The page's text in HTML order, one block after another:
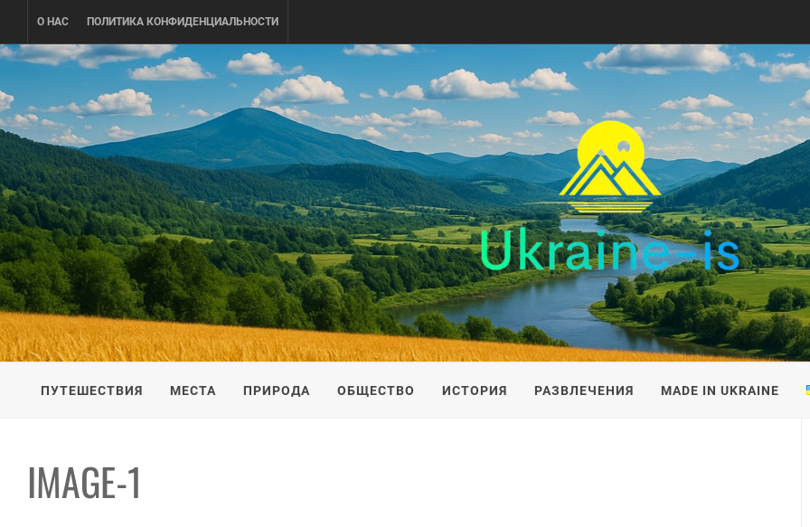
content
О НАС ПОЛИТИКА КОНФИДЕНЦИАЛЬНОСТИ
UKRAINE-IS
ПУТЕШЕСТВИЕ ПО УКРАИНЕ
ПУТЕШЕСТВИЯ МЕСТА ПРИРОДА ОБЩЕСТВО ИСТОРИЯ РАЗВЛЕЧЕНИЯ MADE IN UKRAINE
IMAGE-1